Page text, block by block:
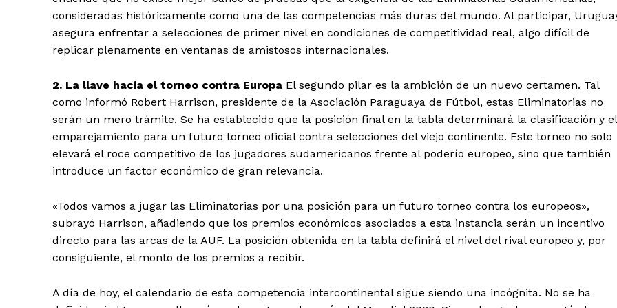
consideradas históricamente como una de las competencias más duras del mundo. Al participar,
asegura enfrentar a selecciones de primer nivel en condiciones de competitividad real, algo difícil de
replicar plenamente en ventanas de amistosos internacionales.
2. La llave hacia el torneo contra Europa El segundo pilar es la ambición de un nuevo certamen. Tal
como informó Robert Harrison, presidente de la Asociación Paraguaya de Fútbol, estas Eliminatorias no
serán un mero trámite. Se ha establecido que la posición final en la tabla determinará la clasificación y el
emparejamiento para un futuro torneo oficial contra selecciones del viejo continente. Este torneo no solo
elevará el roce competitivo de los jugadores sudamericanos frente al poderío europeo, sino que también
introduce un factor económico de gran relevancia.
«Todos vamos a jugar las Eliminatorias por una posición para un futuro torneo contra los europeos»,
subrayó Harrison, añadiendo que los premios económicos asociados a esta instancia serán un incentivo
directo para las arcas de la AUF. La posición obtenida en la tabla definirá el nivel del rival europeo y, por
consiguiente, el monto de los premios a recibir.
A día de hoy, el calendario de esta competencia intercontinental sigue siendo una incógnita. No se ha